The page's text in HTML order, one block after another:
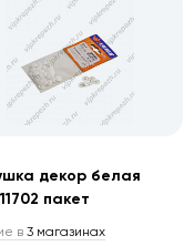
декор белая
пакет
в 3 магазинах